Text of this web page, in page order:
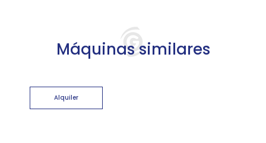
Máquinas similares
Alquiler